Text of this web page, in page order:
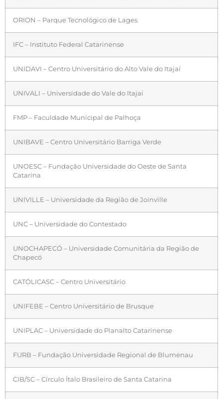
ORION – Parque Tecnológico de Lages
IFC – Instituto Federal Catarinense
UNIDAVI – Centro Universitário do Alto Vale do Itajaí
UNIVALI – Universidade do Vale do Itajaí
FMP – Faculdade Municipal de Palhoça
UNIBAVE – Centro Universitário Barriga Verde
UNOESC – Fundação Universidade do Oeste de Santa
Catarina
UNIVILLE – Universidade da Região de Joinville
UNC – Universidade do Contestado
UNOCHAPECÓ – Universidade Comunitária da Região de
Chapecó
CATÓLICASC – Centro Universitário
UNIFEBE – Centro Universitário de Brusque
UNIPLAC – Universidade do Planalto Catarinense
FURB – Fundação Universidade Regional de Blumenau
CIB/SC – Círculo Ítalo Brasileiro de Santa Catarina